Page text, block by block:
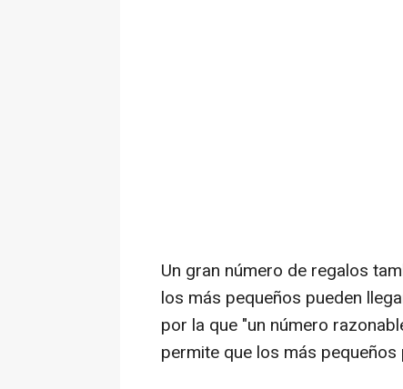
Un gran número de regalos
los más pequeños pueden
por la que "un número
permite que los más